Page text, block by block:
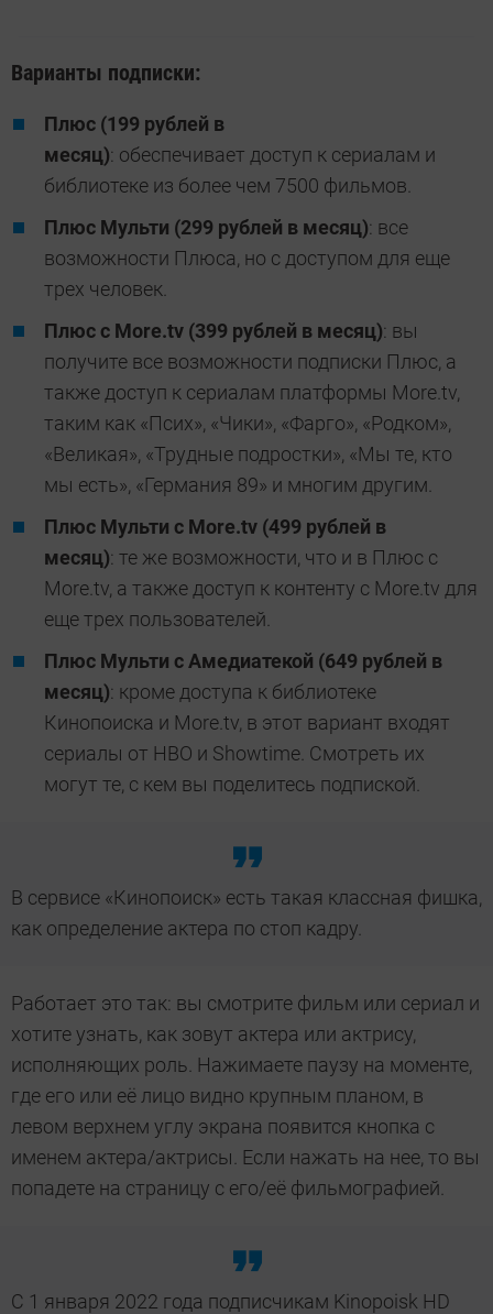
Варианты подписки:
Плюс (199 рублей в
месяц): обеспечивает доступ к сериалам и
библиотеке из более чем 7500 фильмов.
Плюс Мульти (299 рублей в месяц): все
возможности Плюса, но с доступом для еще
трех человек.
Плюс с More.tv (399 рублей в месяц): вы
получите все возможности подписки Плюс, а
также доступ к сериалам платформы More.tv,
таким как «Псих», «Чики», «Фарго», «Родком»,
«Великая», «Трудные подростки», «Мы те, кто
мы есть», «Германия 89» и многим другим.
Плюс Мульти с More.tv (499 рублей в
месяц): те же возможности, что и в Плюс с
More.tv, а также доступ к контенту с More.tv для
еще трех пользователей.
Плюс Мульти с Амедиатекой (649 рублей в
месяц): кроме доступа к библиотеке
Кинопоиска и More.tv, в этот вариант входят
сериалы от HBO и Showtime. Смотреть их
могут те, с кем вы поделитесь подпиской.
В сервисе «Кинопоиск» есть такая классная фишка,
как определение актера по стоп кадру.
Работает это так: вы смотрите фильм или сериал и
хотите узнать, как зовут актера или актрису,
исполняющих роль. Нажимаете паузу на моменте,
где его или её лицо видно крупным планом, в
левом верхнем углу экрана появится кнопка с
именем актера/актрисы. Если нажать на нее, то вы
попадете на страницу с его/её фильмографией.
С 1 января 2022 года подписчикам Kinopoisk HD